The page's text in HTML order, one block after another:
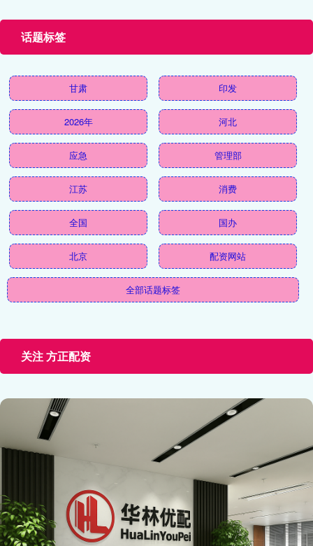
话题标签
甘肃 印发
2026年 河北
应急 管理部
江苏 消费
全国 国办
北京 配资网站
全部话题标签
关注 方正配资